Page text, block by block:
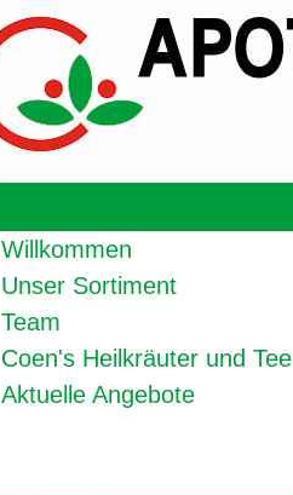
Willkommen
Unser Sortiment
Team
Coen's Heilkräuter und Tee
Aktuelle Angebote